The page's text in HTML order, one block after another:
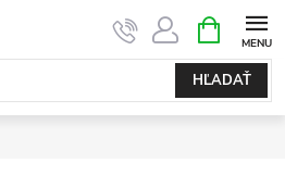
HĽADAŤ
KOŠÍK